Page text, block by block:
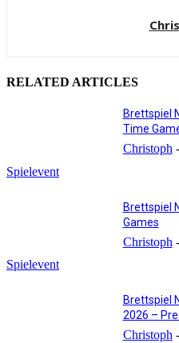
RELATED ARTICLES
Spielevent
Brettspiel
Time
Christoph -
Spielevent
Brettspiel
Games
Christoph -
Brettspiel
2026 –
Christoph -